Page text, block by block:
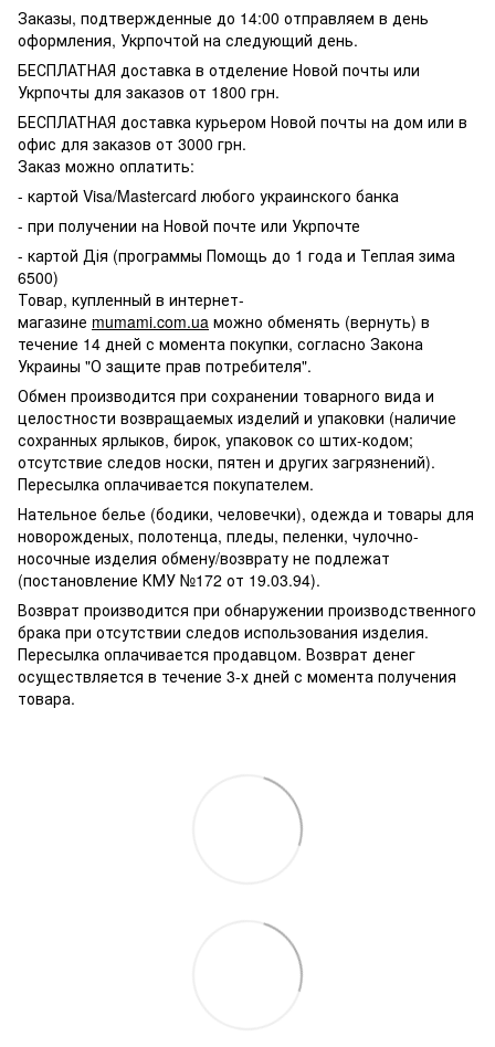
Заказы, подтвержденные до 14:00 отправляем в день
оформления, Укрпочтой на следующий день.
БЕСПЛАТНАЯ доставка в отделение Новой почты или
Укрпочты для заказов от 1800 грн.
БЕСПЛАТНАЯ доставка курьером Новой почты на дом или в
офис для заказов от 3000 грн.
Заказ можно оплатить:
- картой Visa/Mastercard любого украинского банка
- при получении на Новой почте или Укрпочте
- картой Дія (программы Помощь до 1 года и Теплая зима
6500)
Товар, купленный в интернет-
магазине mumami.com.ua можно обменять (вернуть) в
течение 14 дней с момента покупки, согласно Закона
Украины "О защите прав потребителя".
Обмен производится при сохранении товарного вида и
целостности возвращаемых изделий и упаковки (наличие
сохранных ярлыков, бирок, упаковок со штих-кодом;
отсутствие следов носки, пятен и других загрязнений).
Пересылка оплачивается покупателем.
Нательное белье (бодики, человечки), одежда и товары для
новорожденых, полотенца, пледы, пеленки, чулочно-
носочные изделия обмену/возврату не подлежат
(постановление КМУ №172 от 19.03.94).
Возврат производится при обнаружении производственного
брака при отсутствии следов использования изделия.
Пересылка оплачивается продавцом. Возврат денег
осуществляется в течение 3-х дней с момента получения
товара.